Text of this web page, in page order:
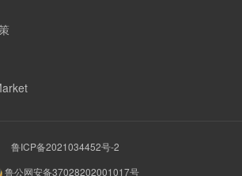
鲁ICP备2021034452号-2
鲁公网安备37028202001017号